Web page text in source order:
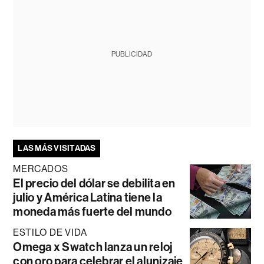
PUBLICIDAD
LAS MÁS VISITADAS
MERCADOS
El precio del dólar se debilita en
julio y América Latina tiene la
moneda más fuerte del mundo
ESTILO DE VIDA
Omega x Swatch lanza un reloj
con oro para celebrar el alunizaje